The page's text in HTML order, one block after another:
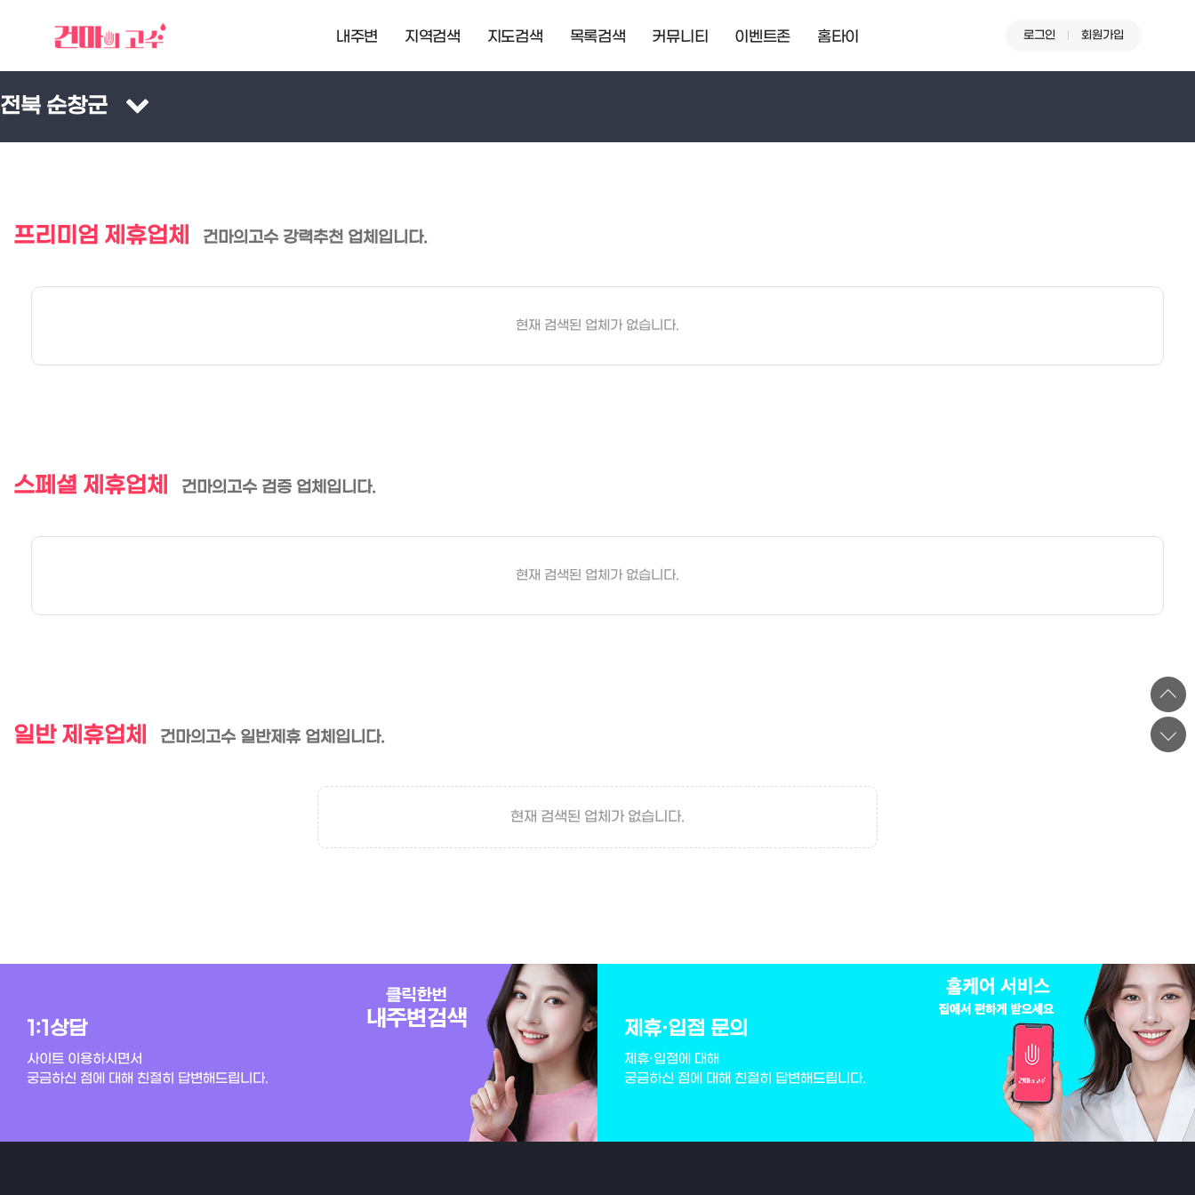
내주변 지역검색 지도검색 목록검색 커뮤니티 이벤트존 홈타이 로그인 회원가입
전북 순창군
프리미엄 제휴업체 건마의고수 강력추천 업체입니다.
현재 검색된 업체가 없습니다.
스페셜 제휴업체 건마의고수 검증 업체입니다.
현재 검색된 업체가 없습니다.
일반 제휴업체 건마의고수 일반제휴 업체입니다.
현재 검색된 업체가 없습니다.
1:1상담
사이트 이용하시면서
궁금하신 점에 대해 친절히 답변해드립니다.
제휴·입점 문의
제휴·입점에 대해
궁금하신 점에 대해 친절히 답변해드립니다.